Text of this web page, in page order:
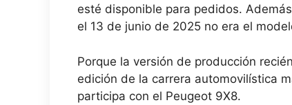
esté disponible para pedidos.
el 13 de junio de 2025 no era el
Porque la versión de producción
edición de la carrera automovilística
participa con el Peugeot 9X8.